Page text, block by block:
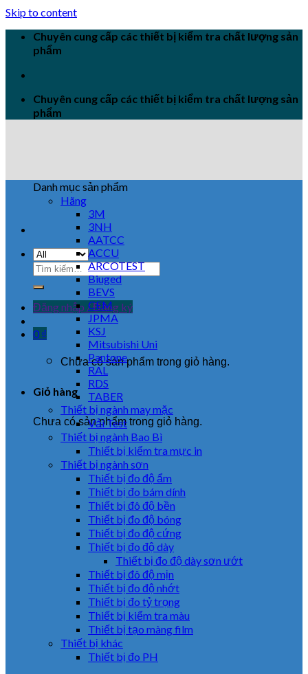
Skip to content
Chuyên cung cấp các thiết bị kiểm tra chất lượng sản
phẩm
Chuyên cung cấp các thiết bị kiểm tra chất lượng sản
phẩm
Đăng nhập / Đăng ký
0 ₫
Chưa có sản phẩm trong giỏ hàng.
Giỏ hàng
Chưa có sản phẩm trong giỏ hàng.
Danh mục sản phẩm
Hãng
3M
3NH
AATCC
ACCU
ARCOTEST
Biuged
BEVS
CEM
JPMA
KSJ
Mitsubishi Uni
Pantone
RAL
RDS
TABER
Thiết bị ngành may mặc
Vải Test
Thiết bị ngành Bao Bì
Thiết bị kiểm tra mực in
Thiết bị ngành sơn
Thiết bị đo độ ẩm
Thiết bị đo bám dính
Thiết bị đô độ bền
Thiết bị đo độ bóng
Thiết bị đo độ cứng
Thiết bị đo độ dày
Thiết bị đo độ dày sơn ướt
Thiết bị đô độ mịn
Thiết bị đo độ nhớt
Thiết bị đo tỷ trọng
Thiết bị kiểm tra màu
Thiết bị tạo màng film
Thiết bị khác
Thiết bị đo PH